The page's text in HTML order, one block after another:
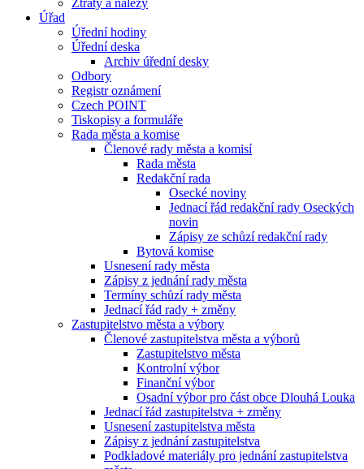
Ztráty a nálezy
Úřad
Úřední hodiny
Úřední deska
Archiv úřední desky
Odbory
Registr oznámení
Czech POINT
Tiskopisy a formuláře
Rada města a komise
Členové rady města a komisí
Rada města
Redakční rada
Osecké noviny
Jednací řád redakční rady Oseckých
novin
Zápisy ze schůzí redakční rady
Bytová komise
Usnesení rady města
Zápisy z jednání rady města
Termíny schůzí rady města
Jednací řád rady + změny
Zastupitelstvo města a výbory
Členové zastupitelstva města a výborů
Zastupitelstvo města
Kontrolní výbor
Finanční výbor
Osadní výbor pro část obce Dlouhá Louka
Jednací řád zastupitelstva + změny
Usnesení zastupitelstva města
Zápisy z jednání zastupitelstva
Podkladové materiály pro jednání zastupitelstva